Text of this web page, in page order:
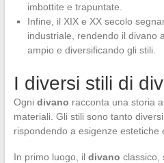
imbottite e trapuntate.
Infine, il XIX e XX secolo
industriale, rendendo il divano
ampio e diversificando gli stili.
I diversi stili di
Ogni divano racconta una storia
materiali. Gli stili sono tanto
rispondendo a esigenze estetiche
In primo luogo, il divano classico,